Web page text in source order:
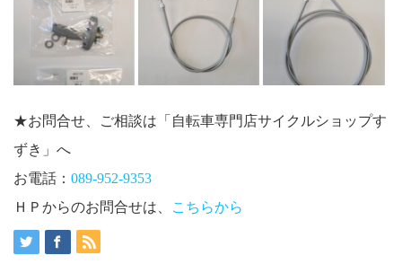
★お問合せ、ご相談は「自転車専門店サイクルショップす
ずき」へ
お電話： 089-952-9353
ＨＰからのお問合せは、
こちらから